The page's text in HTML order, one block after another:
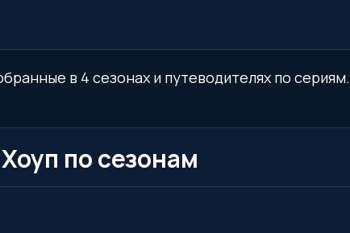
в 4 сезонах и путеводителях по сериям.
по сезонам